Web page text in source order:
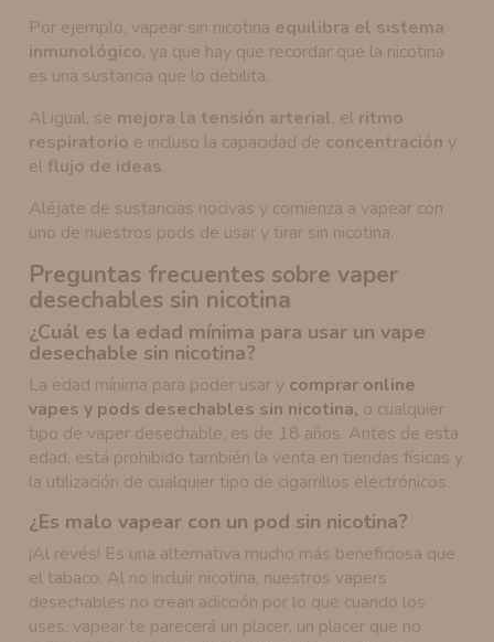
Por ejemplo, vapear sin nicotina equilibra el sistema
inmunológico, ya que hay que recordar que la nicotina
es una sustancia que lo debilita.
Al igual, se mejora la tensión arterial, el ritmo
respiratorio e incluso la capacidad de concentración y
el flujo de ideas.
Aléjate de sustancias nocivas y comienza a vapear con
uno de nuestros pods de usar y tirar sin nicotina.
Preguntas frecuentes sobre vaper
desechables sin nicotina
¿Cuál es la edad mínima para usar un vape
desechable sin nicotina?
La edad mínima para poder usar y comprar online
vapes y pods desechables sin nicotina, o cualquier
tipo de vaper desechable, es de 18 años. Antes de esta
edad, está prohibido también la venta en tiendas físicas y
la utilización de cualquier tipo de cigarrillos electrónicos.
¿Es malo vapear con un pod sin nicotina?
¡Al revés! Es una alternativa mucho más beneficiosa que
el tabaco. Al no incluir nicotina, nuestros vapers
desechables no crean adicción por lo que cuando los
uses, vapear te parecerá un placer, un placer que no